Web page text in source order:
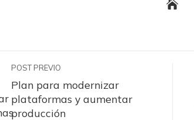
POST PREVIO
Plan para modernizar
plataformas y aumentar
producción